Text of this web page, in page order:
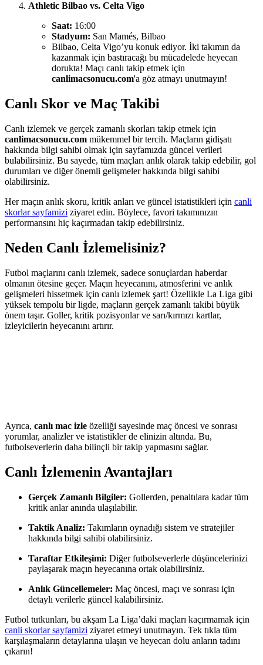
Athletic Bilbao vs. Celta Vigo
Saat: 16:00
Stadyum: San Mamés, Bilbao
Bilbao, Celta Vigo’yu konuk ediyor. İki takımın da
kazanmak için bastıracağı bu mücadelede heyecan
dorukta! Maçı canlı takip etmek için
canlimacsonucu.com'a göz atmayı unutmayın!
Canlı Skor ve Maç Takibi
Canlı izlemek ve gerçek zamanlı skorları takip etmek için
canlimacsonucu.com mükemmel bir tercih. Maçların gidişatı
hakkında bilgi sahibi olmak için sayfamızda güncel verileri
bulabilirsiniz. Bu sayede, tüm maçları anlık olarak takip edebilir, gol
durumları ve diğer önemli gelişmeler hakkında bilgi sahibi
olabilirsiniz.
Her maçın anlık skoru, kritik anları ve güncel istatistikleri için canli
skorlar sayfamizi ziyaret edin. Böylece, favori takımınızın
performansını hiç kaçırmadan takip edebilirsiniz.
Neden Canlı İzlemelisiniz?
Futbol maçlarını canlı izlemek, sadece sonuçlardan haberdar
olmanın ötesine geçer. Maçın heyecanını, atmosferini ve anlık
gelişmeleri hissetmek için canlı izlemek şart! Özellikle La Liga gibi
yüksek tempolu bir ligde, maçların gerçek zamanlı takibi büyük
önem taşır. Goller, kritik pozisyonlar ve sarı/kırmızı kartlar,
izleyicilerin heyecanını artırır.
Ayrıca, canlı mac izle özelliği sayesinde maç öncesi ve sonrası
yorumlar, analizler ve istatistikler de elinizin altında. Bu,
futbolseverlerin daha bilinçli bir takip yapmasını sağlar.
Canlı İzlemenin Avantajları
Gerçek Zamanlı Bilgiler: Gollerden, penaltılara kadar tüm
kritik anlar anında ulaşılabilir.
Taktik Analiz: Takımların oynadığı sistem ve stratejiler
hakkında bilgi sahibi olabilirsiniz.
Taraftar Etkileşimi: Diğer futbolseverlerle düşüncelerinizi
paylaşarak maçın heyecanına ortak olabilirsiniz.
Anlık Güncellemeler: Maç öncesi, maçı ve sonrası için
detaylı verilerle güncel kalabilirsiniz.
Futbol tutkunları, bu akşam La Liga’daki maçları kaçırmamak için
canli skorlar sayfamizi ziyaret etmeyi unutmayın. Tek tıkla tüm
karşılaşmaların detaylarına ulaşın ve heyecan dolu anların tadını
çıkarın!